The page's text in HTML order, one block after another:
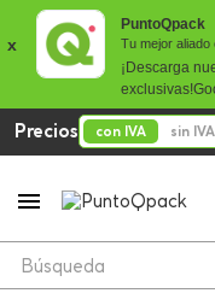
x
PuntoQpack
Tu mejor
¡Descarga
exclusivas!
Precios con IVA sin IVA
